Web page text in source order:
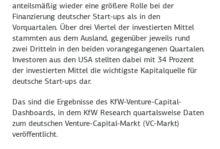
anteilsmäßig wieder eine größere Rolle bei der
Finanzierung deutscher Start-ups als in den
Vorquartalen. Über drei Viertel der investierten Mittel
stammten aus dem Ausland, gegenüber jeweils rund
zwei Dritteln in den beiden vorangegangenen Quartalen.
Investoren aus den USA stellten dabei mit 34 Prozent
der investierten Mittel die wichtigste Kapitalquelle für
deutsche Start-ups dar.
Das sind die Ergebnisse des KfW-Venture-Capital-
Dashboards, in dem KfW Research quartalsweise Daten
zum deutschen Venture-Capital-Markt (VC-Markt)
veröffentlicht.